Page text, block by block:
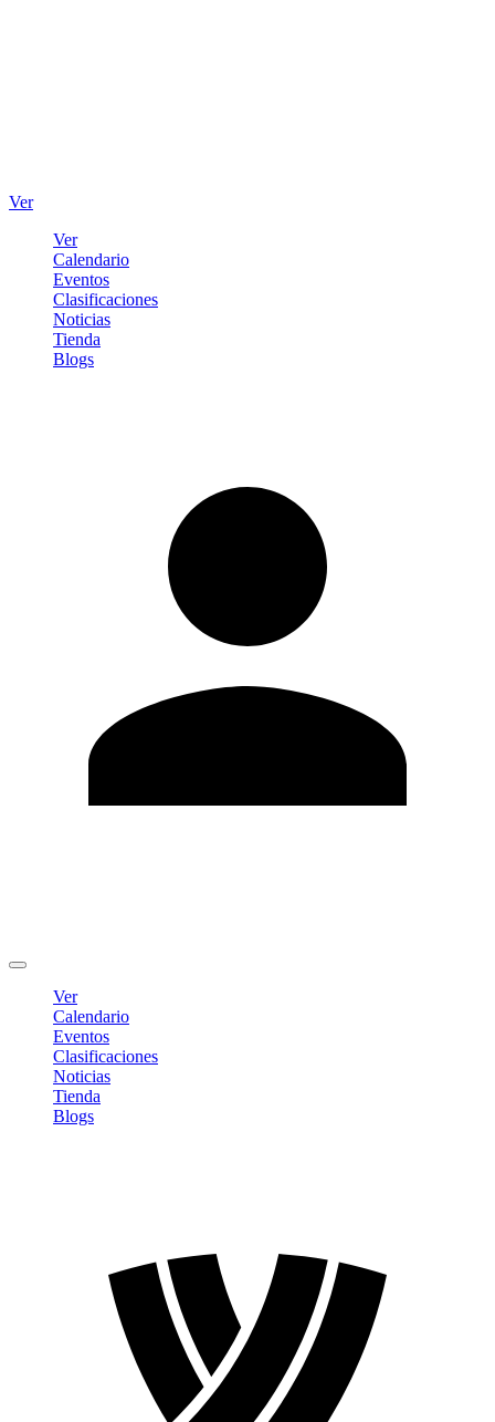
Ver
Ver
Calendario
Eventos
Clasificaciones
Noticias
Tienda
Blogs
Ver
Calendario
Eventos
Clasificaciones
Noticias
Tienda
Blogs